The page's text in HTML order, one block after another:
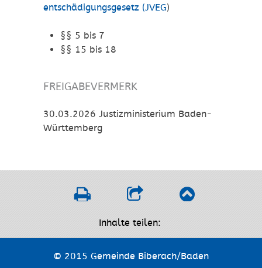
entschädigungsgesetz (JVEG)
§§ 5 bis 7
§§ 15 bis 18
FREIGABEVERMERK
30.03.2026 Justizministerium Baden-
Württemberg
Inhalte teilen:
© 2015 Gemeinde Biberach/Baden